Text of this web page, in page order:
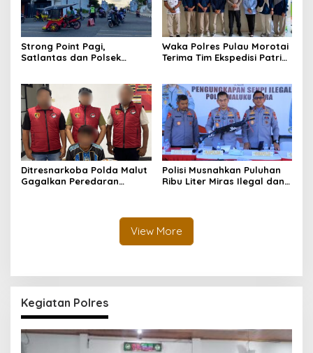
Strong Point Pagi,
Satlantas dan Polsek
serta Keselamatan Berlalu
Lintas
Waka Polres Pulau Morotai
Terima Tim Ekspedisi Patriot
Wilayah Morotai
Ditresnarkoba Polda Malut
Gagalkan Peredaran
Polisi Musnahkan Puluhan
Ribu Liter Miras Ilegal dan
Lintas Negara
View More
Kegiatan Polres